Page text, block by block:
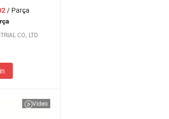
/ Parça
CO., LTD.
Video